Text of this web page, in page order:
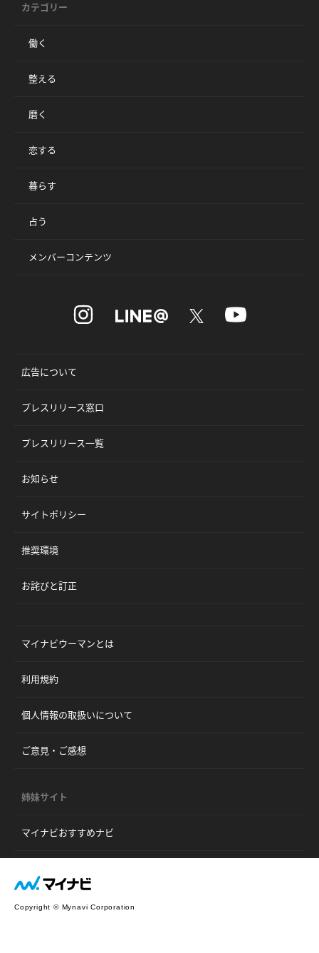
カテゴリー
働く
整える
磨く
恋する
暮らす
占う
メンバーコンテンツ
広告について
プレスリリース窓口
プレスリリース一覧
お知らせ
サイトポリシー
推奨環境
お詫びと訂正
マイナビウーマンとは
利用規約
個人情報の取扱いについて
ご意見・ご感想
姉妹サイト
マイナビおすすめナビ
Copyright © Mynavi Corporation